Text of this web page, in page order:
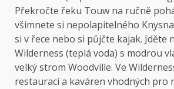
Překročte řeku Touw na ručně
všimnete si nepolapitelného
si v řece nebo si půjčte kajak. Jděte
Wilderness (teplá voda) s modrou
velký strom Woodville. Ve
restaurací a kaváren vhodných pro